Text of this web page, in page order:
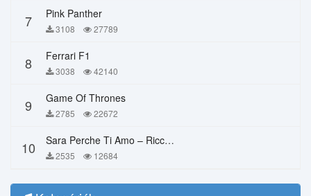
7 Pink Panther
3108 27789
8 Ferrari F1
3038 42140
9 Game Of Thrones
2785 22672
10 Sara Perche Ti Amo – Ricchi E Poveri
2535 12684